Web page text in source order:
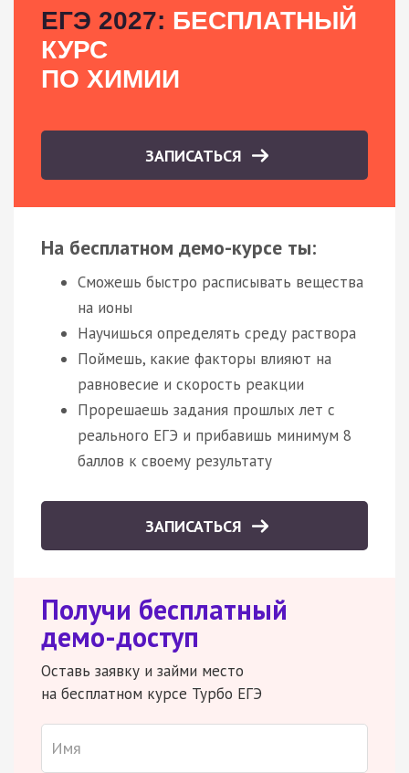
ЕГЭ 2027: БЕСПЛАТНЫЙ
КУРС
ПО ХИМИИ
ЗАПИСАТЬСЯ
На бесплатном демо-курсе ты:
Сможешь быстро расписывать вещества
на ионы
Научишься определять среду раствора
Поймешь, какие факторы влияют на
равновесие и скорость реакции
Прорешаешь задания прошлых лет с
реального ЕГЭ и прибавишь минимум 8
баллов к своему результату
ЗАПИСАТЬСЯ
Получи бесплатный
демо-доступ
Оставь заявку и займи место
на бесплатном курсе Турбо ЕГЭ